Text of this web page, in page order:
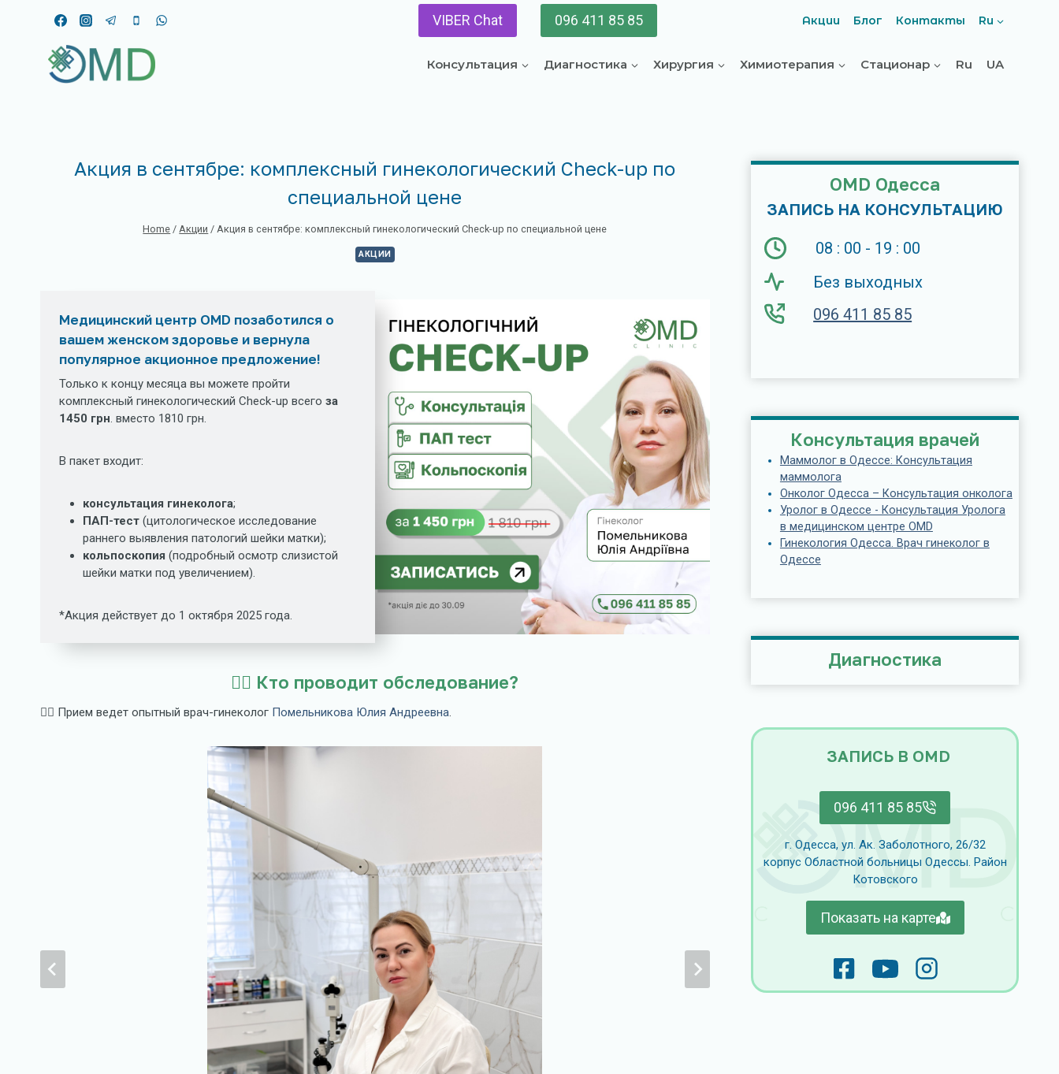
VIBER Chat 096 411 85 85 Акции Блог Контакты Ru
Консультация Диагностика Хирургия Химиотерапия Стационар Ru UA
Акция в сентябре: комплексный гинекологический Check-up по
специальной цене
Home / Акции / Акция в сентябре: комплексный гинекологический Check-up по специальной цене
АКЦИИ
Медицинский центр OMD позаботился о
вашем женском здоровье и вернула
популярное акционное предложение!
Только к концу месяца вы можете пройти
комплексный гинекологический Check-up всего за
1450 грн. вместо 1810 грн.
В пакет входит:
консультация гинеколога;
ПАП-тест (цитологическое исследование
раннего выявления патологий шейки матки);
кольпоскопия (подробный осмотр слизистой
шейки матки под увеличением).
*Акция действует до 1 октября 2025 года.
🧑‍⚕️ Кто проводит обследование?
👩‍⚕️ Прием ведет опытный врач-гинеколог Помельникова Юлия Андреевна.
OMD Одесса
ЗАПИСЬ НА КОНСУЛЬТАЦИЮ
08 : 00 - 19 : 00
Без выходных
096 411 85 85
Консультация врачей
Маммолог в Одессе: Консультация
маммолога
Онколог Одесса – Консультация онколога
Уролог в Одессе - Консультация Уролога
в медицинском центре OMD
Гинекология Одесса. Врач гинеколог в
Одессе
Диагностика
ЗАПИСЬ В OMD
096 411 85 85
г. Одесса, ул. Ак. Заболотного, 26/32
корпус Областной больницы Одессы. Район
Котовского
Показать на карте